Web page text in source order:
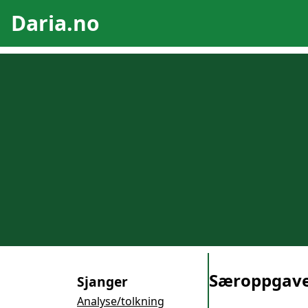
Daria.no
Sjanger
Analyse/tolkning